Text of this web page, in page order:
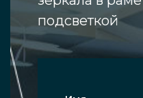
подсветкой